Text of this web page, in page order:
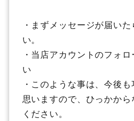
・まずメッセージが届い
い。
・当店アカウントのフォ
い
・このような事は、今後
思いますので、ひっかか
ください。